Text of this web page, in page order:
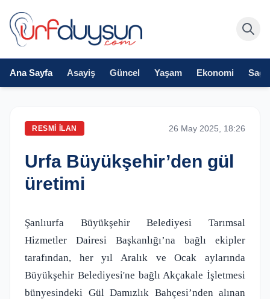
Ana Sayfa Asayiş Güncel Yaşam Ekonomi
RESMI İLAN 26 May 2025, 18:26
Urfa Büyükşehir’den gül
üretimi
Şanlıurfa Büyükşehir Belediyesi Tarımsal
Hizmetler Dairesi Başkanlığı’na bağlı ekipler
tarafından, her yıl Aralık ve Ocak aylarında
Büyükşehir Belediyesi'ne bağlı Akçakale İşletmesi
bünyesindeki Gül Damızlık Bahçesi’nden alınan